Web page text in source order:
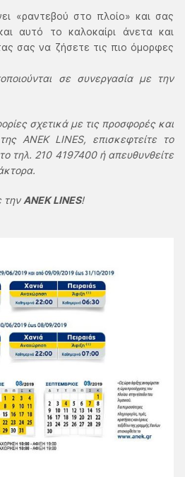
«ραντεβού στο πλοίο» και σας
αυτό το καλοκαίρι άνετα και
σας να ζήσετε τις πιο όμορφες
σε συνεργασία με την
σχετικά με τις προσφορές και
ANEK LINES, επισκεφτείτε το
τηλ. 210 4197400 ή απευθυνθείτε
την ANEK LINES!